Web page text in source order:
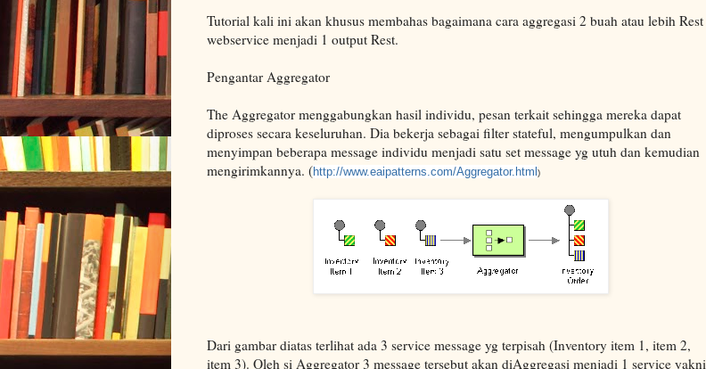
Tutorial kali ini akan khusus membahas bagaimana cara aggregasi 2 buah atau lebih Rest
webservice menjadi 1 output Rest.
Pengantar Aggregator
The Aggregator menggabungkan hasil individu, pesan terkait sehingga mereka dapat
diproses secara keseluruhan. Dia bekerja sebagai filter stateful, mengumpulkan dan
menyimpan beberapa message individu menjadi satu set message yg utuh dan kemudian
mengirimkannya. (http://www.eaipatterns.com/Aggregator.html )
Dari gambar diatas terlihat ada 3 service message yg terpisah (Inventory item 1, item 2,
item 3). Oleh si Aggregator 3 message tersebut akan diAggregasi menjadi 1 service yakni